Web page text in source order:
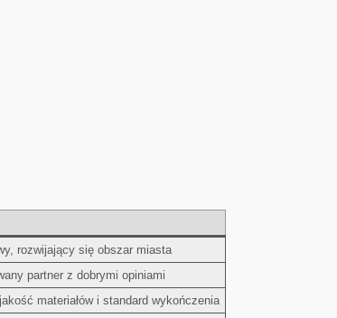
rozwijający się obszar miasta
partner z dobrymi ‌opiniami
‍materiałów i standard ⁣wykończenia